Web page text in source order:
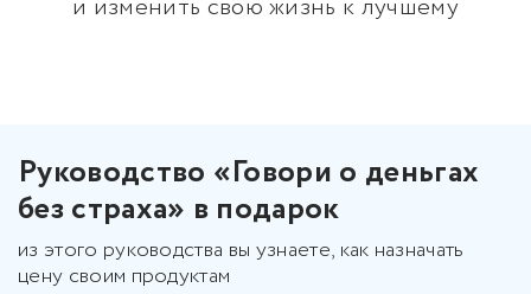
и изменить свою жизнь к лучшему
Руководство «Говори о деньгах
без страха» в подарок
из этого руководства вы узнаете, как назначать
цену своим продуктам